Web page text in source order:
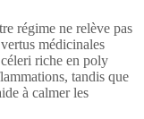
régime ne relève pas
médicinales
riche en poly
tandis que
à calmer les